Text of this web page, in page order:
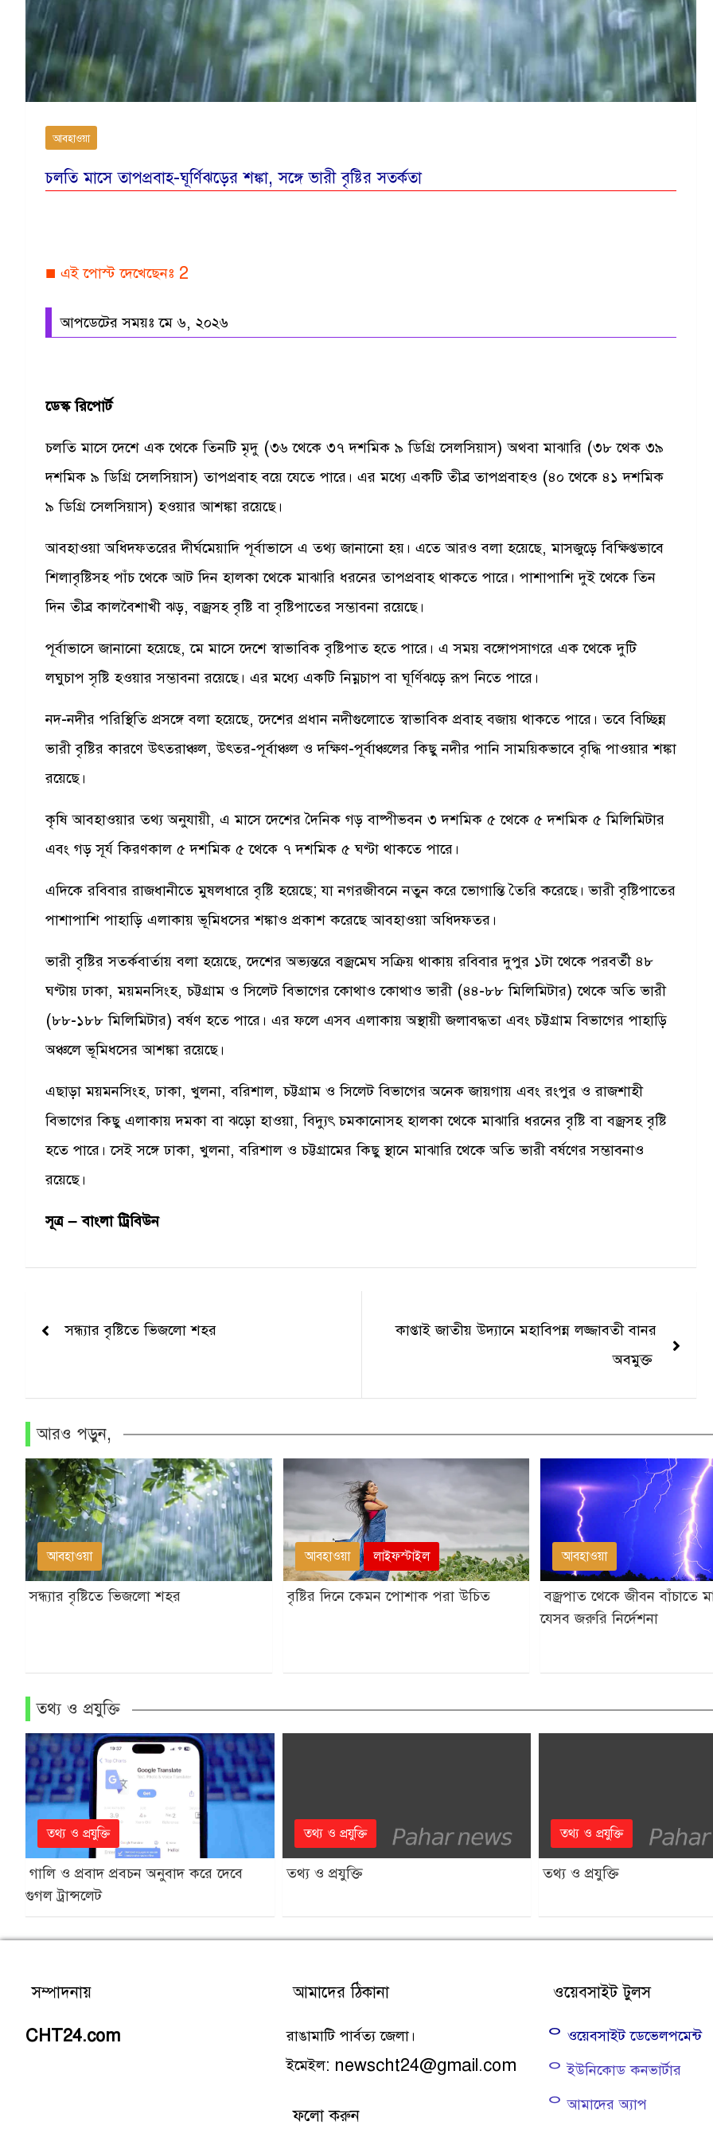
আবহাওয়া
চলতি মাসে তাপপ্রবাহ-ঘূর্ণিঝড়ের শঙ্কা, সঙ্গে ভারী বৃষ্টির সতর্কতা
■ এই পোস্ট দেখেছেনঃ 2
আপডেটের সময়ঃ মে ৬, ২০২৬
ডেস্ক রিপোর্ট
চলতি মাসে দেশে এক থেকে তিনটি মৃদু (৩৬ থেকে ৩৭ দশমিক ৯ ডিগ্রি সেলসিয়াস) অথবা মাঝারি (৩৮ থেক ৩৯
দশমিক ৯ ডিগ্রি সেলসিয়াস) তাপপ্রবাহ বয়ে যেতে পারে। এর মধ্যে একটি তীব্র তাপপ্রবাহও (৪০ থেকে ৪১ দশমিক
৯ ডিগ্রি সেলসিয়াস) হওয়ার আশঙ্কা রয়েছে।
আবহাওয়া অধিদফতরের দীর্ঘমেয়াদি পূর্বাভাসে এ তথ্য জানানো হয়। এতে আরও বলা হয়েছে, মাসজুড়ে বিক্ষিপ্তভাবে
শিলাবৃষ্টিসহ পাঁচ থেকে আট দিন হালকা থেকে মাঝারি ধরনের তাপপ্রবাহ থাকতে পারে। পাশাপাশি দুই থেকে তিন
দিন তীব্র কালবৈশাখী ঝড়, বজ্রসহ বৃষ্টি বা বৃষ্টিপাতের সম্ভাবনা রয়েছে।
পূর্বাভাসে জানানো হয়েছে, মে মাসে দেশে স্বাভাবিক বৃষ্টিপাত হতে পারে। এ সময় বঙ্গোপসাগরে এক থেকে দুটি
লঘুচাপ সৃষ্টি হওয়ার সম্ভাবনা রয়েছে। এর মধ্যে একটি নিম্নচাপ বা ঘূর্ণিঝড়ে রূপ নিতে পারে।
নদ-নদীর পরিস্থিতি প্রসঙ্গে বলা হয়েছে, দেশের প্রধান নদীগুলোতে স্বাভাবিক প্রবাহ বজায় থাকতে পারে। তবে বিচ্ছিন্ন
ভারী বৃষ্টির কারণে উত্তরাঞ্চল, উত্তর-পূর্বাঞ্চল ও দক্ষিণ-পূর্বাঞ্চলের কিছু নদীর পানি সাময়িকভাবে বৃদ্ধি পাওয়ার শঙ্কা
রয়েছে।
কৃষি আবহাওয়ার তথ্য অনুযায়ী, এ মাসে দেশের দৈনিক গড় বাষ্পীভবন ৩ দশমিক ৫ থেকে ৫ দশমিক ৫ মিলিমিটার
এবং গড় সূর্য কিরণকাল ৫ দশমিক ৫ থেকে ৭ দশমিক ৫ ঘণ্টা থাকতে পারে।
এদিকে রবিবার রাজধানীতে মুষলধারে বৃষ্টি হয়েছে; যা নগরজীবনে নতুন করে ভোগান্তি তৈরি করেছে। ভারী বৃষ্টিপাতের
পাশাপাশি পাহাড়ি এলাকায় ভূমিধসের শঙ্কাও প্রকাশ করেছে আবহাওয়া অধিদফতর।
ভারী বৃষ্টির সতর্কবার্তায় বলা হয়েছে, দেশের অভ্যন্তরে বজ্রমেঘ সক্রিয় থাকায় রবিবার দুপুর ১টা থেকে পরবর্তী ৪৮
ঘণ্টায় ঢাকা, ময়মনসিংহ, চট্টগ্রাম ও সিলেট বিভাগের কোথাও কোথাও ভারী (৪৪-৮৮ মিলিমিটার) থেকে অতি ভারী
(৮৮-১৮৮ মিলিমিটার) বর্ষণ হতে পারে। এর ফলে এসব এলাকায় অস্থায়ী জলাবদ্ধতা এবং চট্টগ্রাম বিভাগের পাহাড়ি
অঞ্চলে ভূমিধসের আশঙ্কা রয়েছে।
এছাড়া ময়মনসিংহ, ঢাকা, খুলনা, বরিশাল, চট্টগ্রাম ও সিলেট বিভাগের অনেক জায়গায় এবং রংপুর ও রাজশাহী
বিভাগের কিছু এলাকায় দমকা বা ঝড়ো হাওয়া, বিদ্যুৎ চমকানোসহ হালকা থেকে মাঝারি ধরনের বৃষ্টি বা বজ্রসহ বৃষ্টি
হতে পারে। সেই সঙ্গে ঢাকা, খুলনা, বরিশাল ও চট্টগ্রামের কিছু স্থানে মাঝারি থেকে অতি ভারী বর্ষণের সম্ভাবনাও
রয়েছে।
সূত্র – বাংলা ট্রিবিউন
navigation
সন্ধ্যার বৃষ্টিতে ভিজলো শহর
কাপ্তাই জাতীয় উদ্যানে মহাবিপন্ন লজ্জাবতী বানর
অবমুক্ত
আরও পড়ুন,
আবহাওয়া
সন্ধ্যার বৃষ্টিতে ভিজলো শহর
আবহাওয়া লাইফস্টাইল
বৃষ্টির দিনে কেমন পোশাক পরা উচিত
আবহাওয়া
বজ্রপাত থেকে জীবন বাঁচাতে
যেসব জরুরি নির্দেশনা
তথ্য ও প্রযুক্তি
তথ্য ও প্রযুক্তি
গালি ও প্রবাদ প্রবচন অনুবাদ করে দেবে
গুগল ট্রান্সলেট
তথ্য ও প্রযুক্তি
তথ্য ও প্রযুক্তি
তথ্য ও প্রযুক্তি
তথ্য ও প্রযুক্তি
সম্পাদনায়
CHT24.com
আমাদের ঠিকানা
রাঙামাটি পার্বত্য জেলা।
ইমেইল: newscht24@gmail.com
ফলো করুন
ওয়েবসাইট টুলস
ᄋ ওয়েবসাইট ডেভেলপমেন্ট
ᄋ ইউনিকোড কনভার্টার
ᄋ আমাদের অ্যাপ